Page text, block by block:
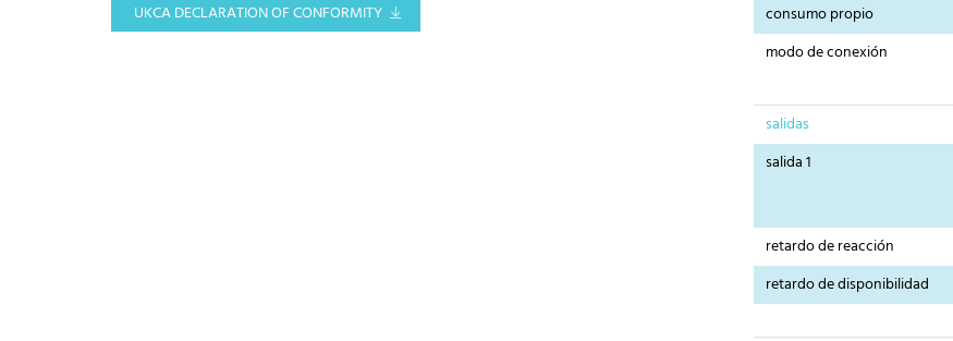
UKCA DECLARATION OF CONFORMITY
consumo propio
modo de conexión
salidas
salida 1
retardo de reacción
retardo de disponibilidad